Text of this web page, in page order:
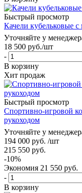
Быстрый просмотр
Качели кубельковые
Уточняйте у
18 500 руб./шт
-
В корзину
Хит продаж
Быстрый просмотр
Спортивно-игровой
рукоходом
Уточняйте у
194 000 руб. /шт
215 550 руб.
-10%
Экономия 21 550 руб.
-
В корзину